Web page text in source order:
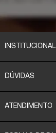
INSTITUCIONAL
DÚVIDAS
ATENDIMENTO